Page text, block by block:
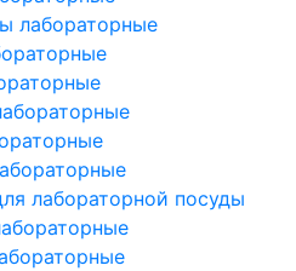
лабораторные
лабораторной посуды